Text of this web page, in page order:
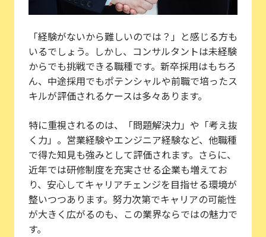
「経験がないから難しいのでは？」と感じる方も
いるでしょう。しかし、コンサルタントは未経験
からでも挑戦できる職種です。新卒採用はもちろ
ん、中途採用でもポテンシャルや前職で培ったス
キルが評価されるケースは多々あります。
特に重視されるのは、「問題解決力」や「考え抜
く力」。営業経験やエンジニア経験など、他職種
で得た知見も強みとして評価されます。さらに、
近年では研修制度を充実させる企業も増えてお
り、安心してキャリアチェンジを目指せる環境が
整いつつあります。努力次第でキャリアの可能性
が大きく広がるのも、この業界ならではの魅力で
す。